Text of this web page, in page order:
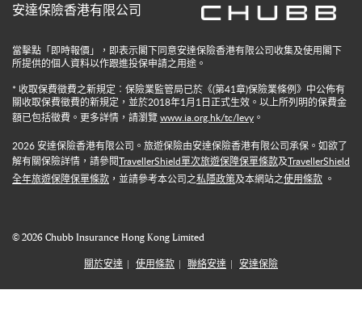
安達保險香港有限公司
當擊點「即時報價」，即表示閣下同意安達保險香港有限公司收集及使用閣下
所提供的個人資料以作跟進投保申請之用途。
* 收取保費徵費之新規定︰保險業監管局已於《(第41章)保險業條例》中公佈有
關收取保費徵費的新規定，並於2018年1月1日正式生效。以上所列明的保費金
額已包括徵費。更多詳情，請瀏覽www.ia.org.hk/tc/levy 。
2026安達保險香港有限公司。旅遊保險由安達保險香港有限公司承保。如欲了
解有關保險詳情，請參閱TravellerShield單次旅遊保障保單條款及TravellerShield
全年旅遊保障保單條款 ，並請參考本公司之私隱政策及本網站之使用條款 。
© 2026 Chubb Insurance Hong Kong Limited
關於安達 使用條款 聯絡安達 安達保險